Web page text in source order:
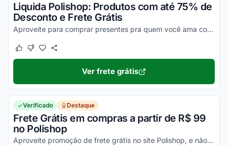
Liquida Polishop: Produtos com até 75% de
Desconto e Frete Grátis
Aproveite para comprar presentes pra quem você ama com preços incríveis no Liquida Polishop! São descontos de até R$ 500 em produtos top para o seu lar. Frete grátis nas compras a...
Este cupom funcionou
Este cupom não funcionou
Ver frete grátis
Verificado Destaque
Frete Grátis em compras a partir de R$ 99
no Polishop
Aproveite promoção de frete grátis no site Polishop, e não pague frete nas compras acima de R$ 99. Confira!